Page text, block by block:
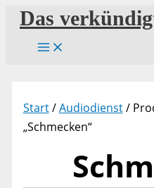
Zum
Inhalt
springen
Das
Start/Audiodienst/
„Schmecken“